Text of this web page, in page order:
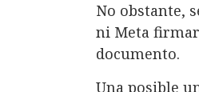
No obstante,
ni Meta
documento.
Una posible